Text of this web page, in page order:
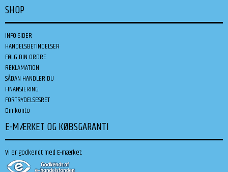
SHOP
INFO SIDER
HANDELSBETINGELSER
FØLG DIN ORDRE
REKLAMATION
SÅDAN HANDLER DU
FINANSIERING
FORTRYDELSESRET
Din konto
E-MÆRKET OG KØBSGARANTI
Vi er godkendt med E-mærket: